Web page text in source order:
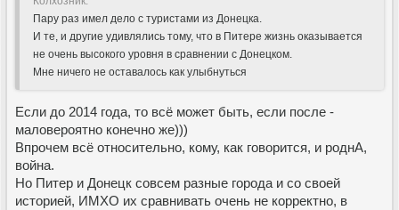
Пару раз имел дело с туристами из Донецка.
И те, и другие удивлялись тому, что в Питере жизнь оказывается
не очень высокого уровня в сравнении с Донецком.
Мне ничего не оставалось как улыбнуться
Если до 2014 года, то всё может быть, если после -
маловероятно конечно же)))
Впрочем всё относительно, кому, как говорится, и роднА,
война.
Но Питер и Донецк совсем разные города и со своей
историей, ИМХО их сравнивать очень не корректно, в